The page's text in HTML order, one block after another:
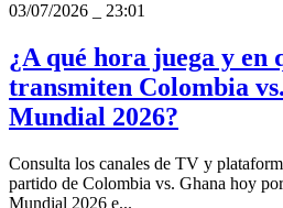
03/07/2026
23:01
¿A qué hora juega y en
transmiten Colombia
Mundial 2026?
Consulta los canales de TV y
partido de Colombia vs. Ghana hoy
Mundial 2026 e...